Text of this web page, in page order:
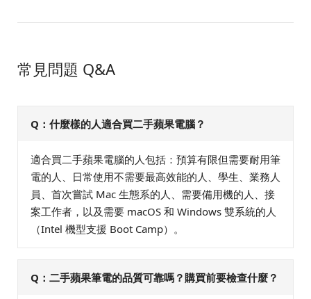
常見問題 Q&A
Q：什麼樣的人適合買二手蘋果電腦？
適合買二手蘋果電腦的人包括：預算有限但需要耐用筆
電的人、日常使用不需要最高效能的人、學生、業務人
員、首次嘗試 Mac 生態系的人、需要備用機的人、接
案工作者，以及需要 macOS 和 Windows 雙系統的人
（Intel 機型支援 Boot Camp）。
Q：二手蘋果筆電的品質可靠嗎？購買前要檢查什麼？